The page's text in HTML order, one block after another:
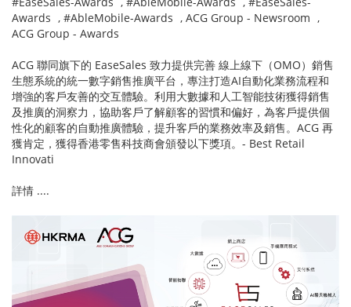
Awards , #AbleMobile-Awards , ACG Group - Newsroom ,
ACG Group - Awards
ACG 聯同旗下的 EaseSales 致力提供完善 線上線下（OMO）銷售
生態系統的統一數字銷售推廣平台，專注打造AI自動化業務流程和
增強的客戶友善的交互體驗。利用大數據和人工智能技術獲得銷售
及推廣的洞察力，協助客戶了解顧客的習慣和偏好，為客戶提供個
性化的顧客的自動推廣體驗，提升客戶的業務效率及銷售。ACG 再
獲肯定，獲得香港零售科技商會頒發以下獎項。- Best Retail
Innovati
詳情 ....